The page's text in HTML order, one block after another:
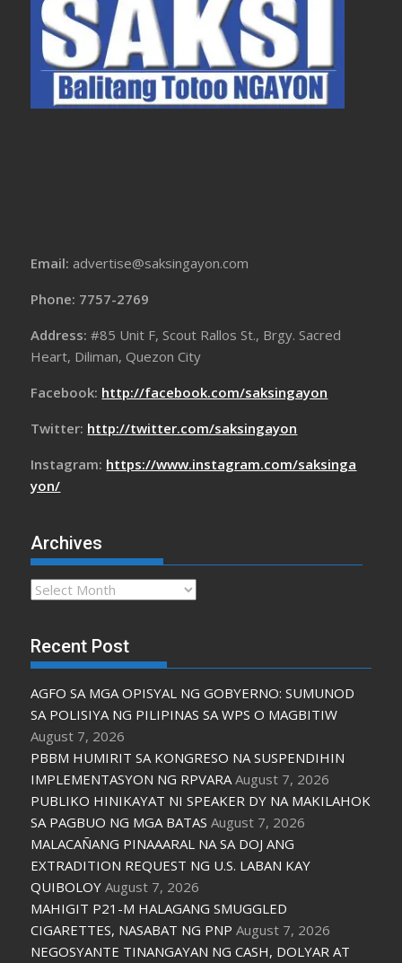
Email: advertise@saksingayon.com
Phone: 7757-2769
Address:#85 Unit F, Scout Rallos St., Brgy. Sacred
Heart, Diliman, Quezon City
Facebook: http://facebook.com/saksingayon
Twitter: http://twitter.com/saksingayon
Instagram: https://www.instagram.com/saksinga
yon/
Archives
Archives
Recent Post
AGFO SA MGA OPISYAL NG GOBYERNO: SUMUNOD
SA POLISIYA NG PILIPINAS SA WPS O MAGBITIW
August 7, 2026
PBBM HUMIRIT SA KONGRESO NA SUSPENDIHIN
IMPLEMENTASYON NG RPVARA August 7, 2026
PUBLIKO HINIKAYAT NI SPEAKER DY NA MAKILAHOK
SA PAGBUO NG MGA BATAS August 7, 2026
MALACAÑANG PINAAARAL NA SA DOJ ANG
EXTRADITION REQUEST NG U.S. LABAN KAY
QUIBOLOY August 7, 2026
MAHIGIT P21-M HALAGANG SMUGGLED
CIGARETTES, NASABAT NG PNP August 7, 2026
NEGOSYANTE TINANGAYAN NG CASH, DOLYAR AT